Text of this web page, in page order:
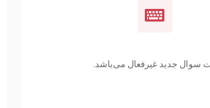
سوال جدید غیرفعال می‌باشد.